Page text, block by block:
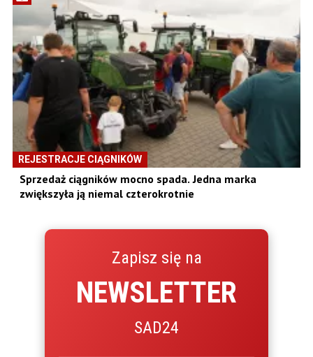
REJESTRACJE CIĄGNIKÓW
Sprzedaż ciągników mocno spada. Jedna marka
zwiększyła ją niemal czterokrotnie
Zapisz się na
NEWSLETTER
SAD24